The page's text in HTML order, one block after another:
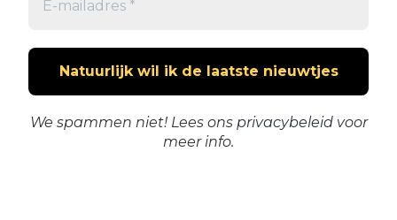
We spammen niet! Lees ons privacybeleidvoor
meer info.